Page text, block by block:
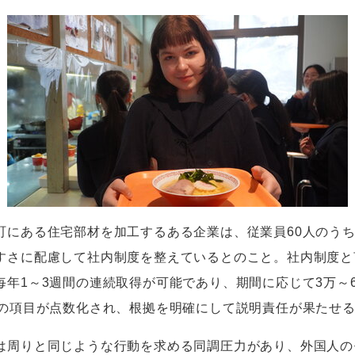
にある住宅部材を加工するある企業は、従業員60 人のうち
さに配慮して社内制度を整えているとのこと。社内制度
年1 ～ 3週間の連続取得が可能であり、期間に応じて3万～
項目が点数化され、根拠を明確にして説明責任が果たせ
りと同じような行動を求める同調圧力があり、外国人